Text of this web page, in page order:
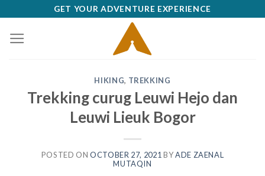
content
GET YOUR ADVENTURE EXPERIENCE
HIKING, TREKKING
Trekking curug Leuwi Hejo dan
Leuwi Lieuk Bogor
POSTED ONOCTOBER 27, 2021BYADE ZAENAL
MUTAQIN